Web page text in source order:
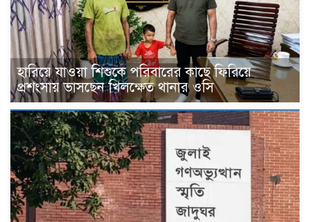
হারিয়ে যাওয়া শিশুকে পরিবারের কাছে ফিরিয়ে
প্রশংসায় ভাসছেন খিলক্ষেত থানার ওসি